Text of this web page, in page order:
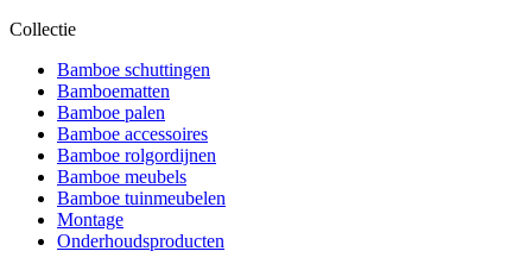
Collectie
Bamboe schuttingen
Bamboematten
Bamboe palen
Bamboe accessoires
Bamboe rolgordijnen
Bamboe meubels
Bamboe tuinmeubelen
Montage
Onderhoudsproducten